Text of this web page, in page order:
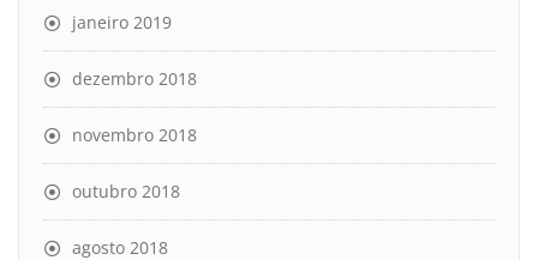
janeiro 2019
dezembro 2018
novembro 2018
outubro 2018
agosto 2018